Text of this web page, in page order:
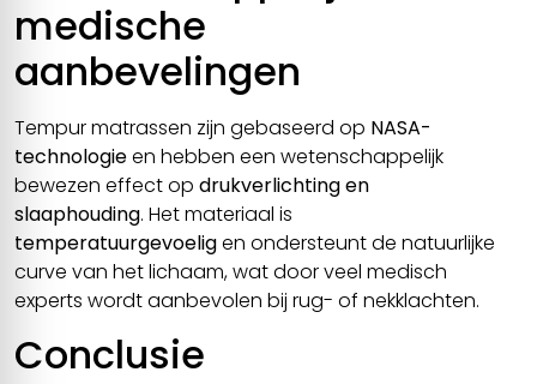
medische
aanbevelingen
Tempur matrassen zijn gebaseerd op NASA-
technologieen hebben een wetenschappelijk
bewezen effect op drukverlichting en
slaaphouding. Het materiaal is
temperatuurgevoeligen ondersteunt de natuurlijke
curve van het lichaam, wat door veel medisch
experts wordt aanbevolen bij rug- of nekklachten.
Conclusie